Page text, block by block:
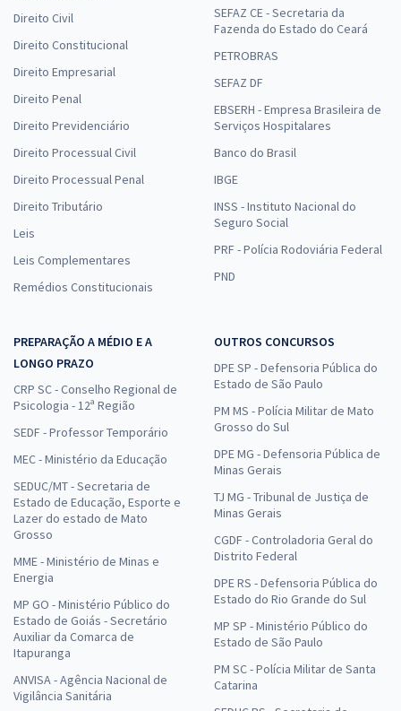
Direito Civil
Direito Constitucional
Direito Empresarial
Direito Penal
Direito Previdenciário
Direito Processual Civil
Direito Processual Penal
Direito Tributário
Leis
Leis Complementares
Remédios Constitucionais
SEFAZ CE - Secretaria da
Fazenda do Estado do Ceará
PETROBRAS
SEFAZ DF
EBSERH - Empresa Brasileira de
Serviços Hospitalares
Banco do Brasil
IBGE
INSS - Instituto Nacional do
Seguro Social
PRF - Polícia Rodoviária Federal
PND
PREPARAÇÃO A MÉDIO E A
LONGO PRAZO
CRP SC - Conselho Regional de
Psicologia - 12ª Região
SEDF - Professor Temporário
MEC - Ministério da Educação
SEDUC/MT - Secretaria de
Estado de Educação, Esporte e
Lazer do estado de Mato
Grosso
MME - Ministério de Minas e
Energia
MP GO - Ministério Público do
Estado de Goiás - Secretário
Auxiliar da Comarca de
Itapuranga
ANVISA - Agência Nacional de
Vigilância Sanitária
OUTROS CONCURSOS
DPE SP - Defensoria Pública do
Estado de São Paulo
PM MS - Polícia Militar de Mato
Grosso do Sul
DPE MG - Defensoria Pública de
Minas Gerais
TJ MG - Tribunal de Justiça de
Minas Gerais
CGDF - Controladoria Geral do
Distrito Federal
DPE RS - Defensoria Pública do
Estado do Rio Grande do Sul
MP SP - Ministério Público do
Estado de São Paulo
PM SC - Polícia Militar de Santa
Catarina